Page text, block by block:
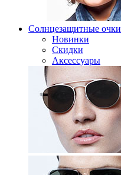
Солнцезащитные очки
Новинки
Скидки
Аксессуары